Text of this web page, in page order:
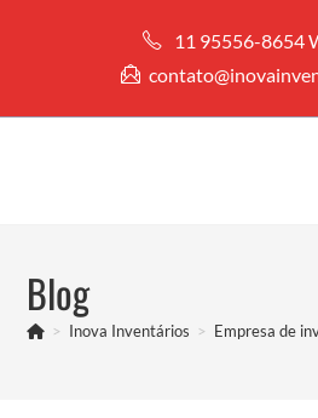
11 95556-8654
Blog
> Inova Inventários > Empresa de